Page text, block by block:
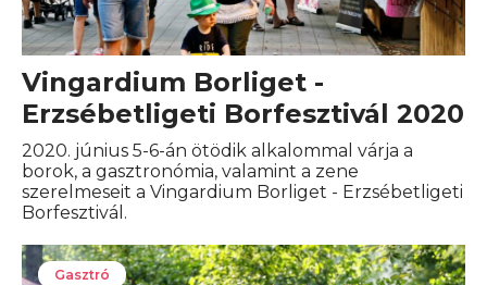
Vingardium Borliget -
Erzsébetligeti Borfesztivál 2020
2020. június 5-6-án ötödik alkalommal várja a
borok, a gasztronómia, valamint a zene
szerelmeseit a Vingardium Borliget - Erzsébetligeti
Borfesztivál.
Gasztró